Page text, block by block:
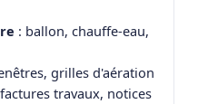
: ballon, chauffe-eau,
grilles d'aération
travaux, notices